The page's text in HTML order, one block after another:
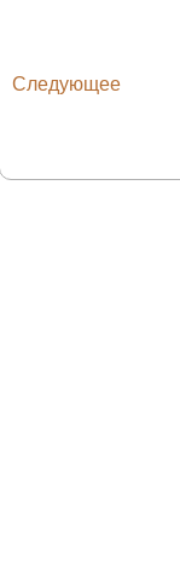
Следующее